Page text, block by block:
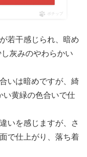
ポチップ
若干感じられ、暗め
灰みのやわらかい
いは暗めですが、綺
い黄緑の色合いで仕
いを感じますが、さ
で仕上がり、落ち着